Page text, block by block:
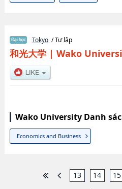
Tokyo / Tư lập
和光大学| Wako
Wako University Danh
Economics and Business
13 14 15